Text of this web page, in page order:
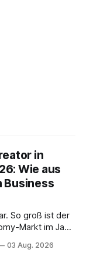
in
Wie aus
Business
So groß ist der
Markt im Jahr
als
03 Aug. 2026